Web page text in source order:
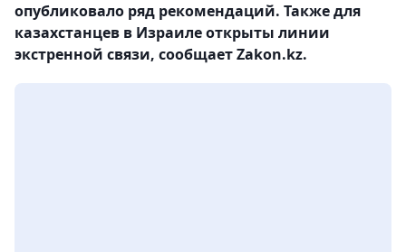
опубликовало ряд рекомендаций. Также для
казахстанцев в Израиле открыты линии
экстренной связи, сообщает Zakon.kz.